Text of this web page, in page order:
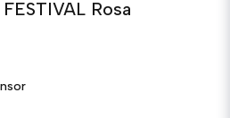
Rosa